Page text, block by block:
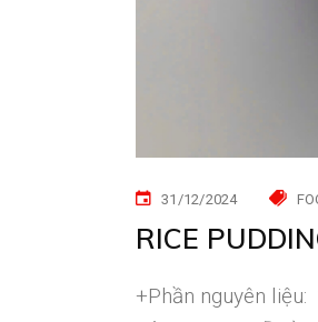
31/12/2024
RICE
+Phần nguyên